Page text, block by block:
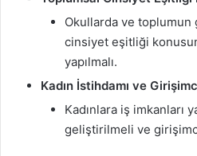
Okullarda ve
cinsiyet eşitliği
yapılmalı.
Kadın İstihdamı ve
Kadınlara iş imkanları
geliştirilmeli ve